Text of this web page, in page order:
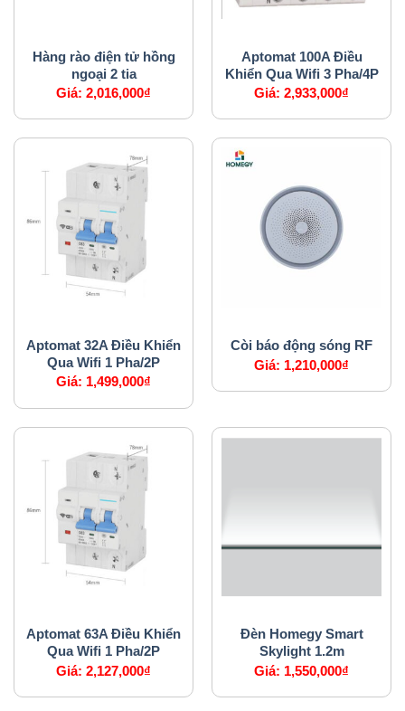
Hàng rào điện tử hồng
ngoại 2 tia
Giá:2,016,000₫
Aptomat 100A Điều
Khiển Qua Wifi 3 Pha/4P
Giá:2,933,000₫
Aptomat 32A Điều Khiển
Qua Wifi 1 Pha/2P
Giá: 1,499,000₫
Còi báo động sóng RF
Giá: 1,210,000₫
Aptomat 63A Điều Khiển
Qua Wifi 1 Pha/2P
Giá:2,127,000₫
Đèn Homegy Smart
Skylight 1.2m
Giá: 1,550,000₫